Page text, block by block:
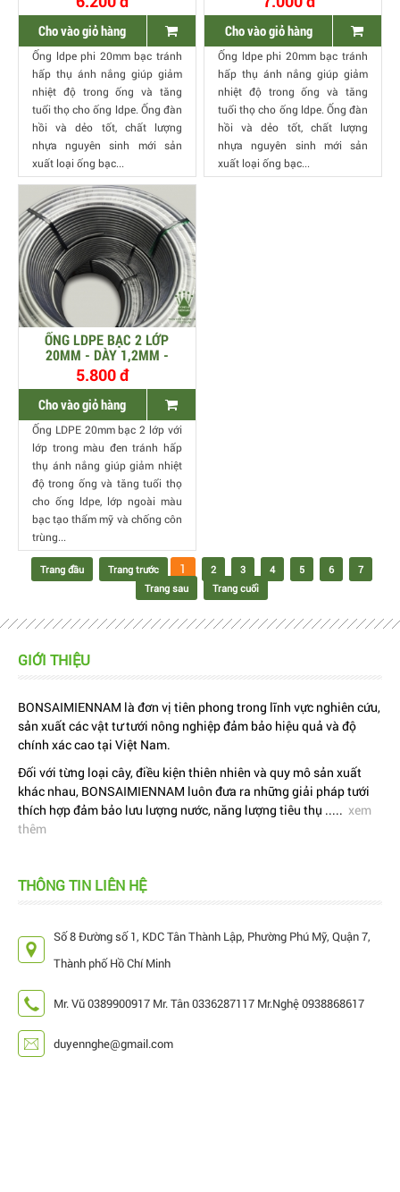
Cho vào giỏ hàng
Ống ldpe phi 20mm bạc tránh
hấp thụ ánh nắng giúp giảm
nhiệt độ trong ống và tăng
tuổi thọ cho ống ldpe. Ống đàn
hồi và dẻo tốt, chất lượng
nhựa nguyên sinh mới sản
xuất loại ống bạc...
Cho vào giỏ hàng
Ống ldpe phi 20mm bạc tránh
hấp thụ ánh nắng giúp giảm
nhiệt độ trong ống và tăng
tuổi thọ cho ống ldpe. Ống đàn
hồi và dẻo tốt, chất lượng
nhựa nguyên sinh mới sản
xuất loại ống bạc...
ỐNG LDPE BẠC 2 LỚP
20MM - DÀY 1,2MM -
20B2L
5.800 đ
Cho vào giỏ hàng
Ống LDPE 20mm bạc 2 lớp với
lớp trong màu đen tránh hấp
thụ ánh nắng giúp giảm nhiệt
độ trong ống và tăng tuổi thọ
cho ống ldpe, lớp ngoài màu
bạc tạo thẩm mỹ và chống côn
trùng...
Trang đầu Trang trước 1 2 3 4 5 6
7
Trang sau
Trang cuối
GIỚI THIỆU
BONSAIMIENNAM là đơn vị tiên phong trong lĩnh vực nghiên cứu,
sản xuất các vật tư tưới nông nghiệp đảm bảo hiệu quả và độ
chính xác cao tại Việt Nam.
Đối với từng loại cây, điều kiện thiên nhiên và quy mô sản xuất
khác nhau, BONSAIMIENNAM luôn đưa ra những giải pháp tưới
thích hợp đảm bảo lưu lượng nước, năng lượng tiêu thụ ..... xem
thêm
THÔNG TIN LIÊN HỆ
Số 8 Đường số 1, KDC Tân Thành Lập, Phường Phú Mỹ, Quận 7,
Thành phố Hồ Chí Minh
Mr. Vũ 0389900917 Mr. Tân 0336287117 Mr.Nghệ 0938868617
duyennghe@gmail.com